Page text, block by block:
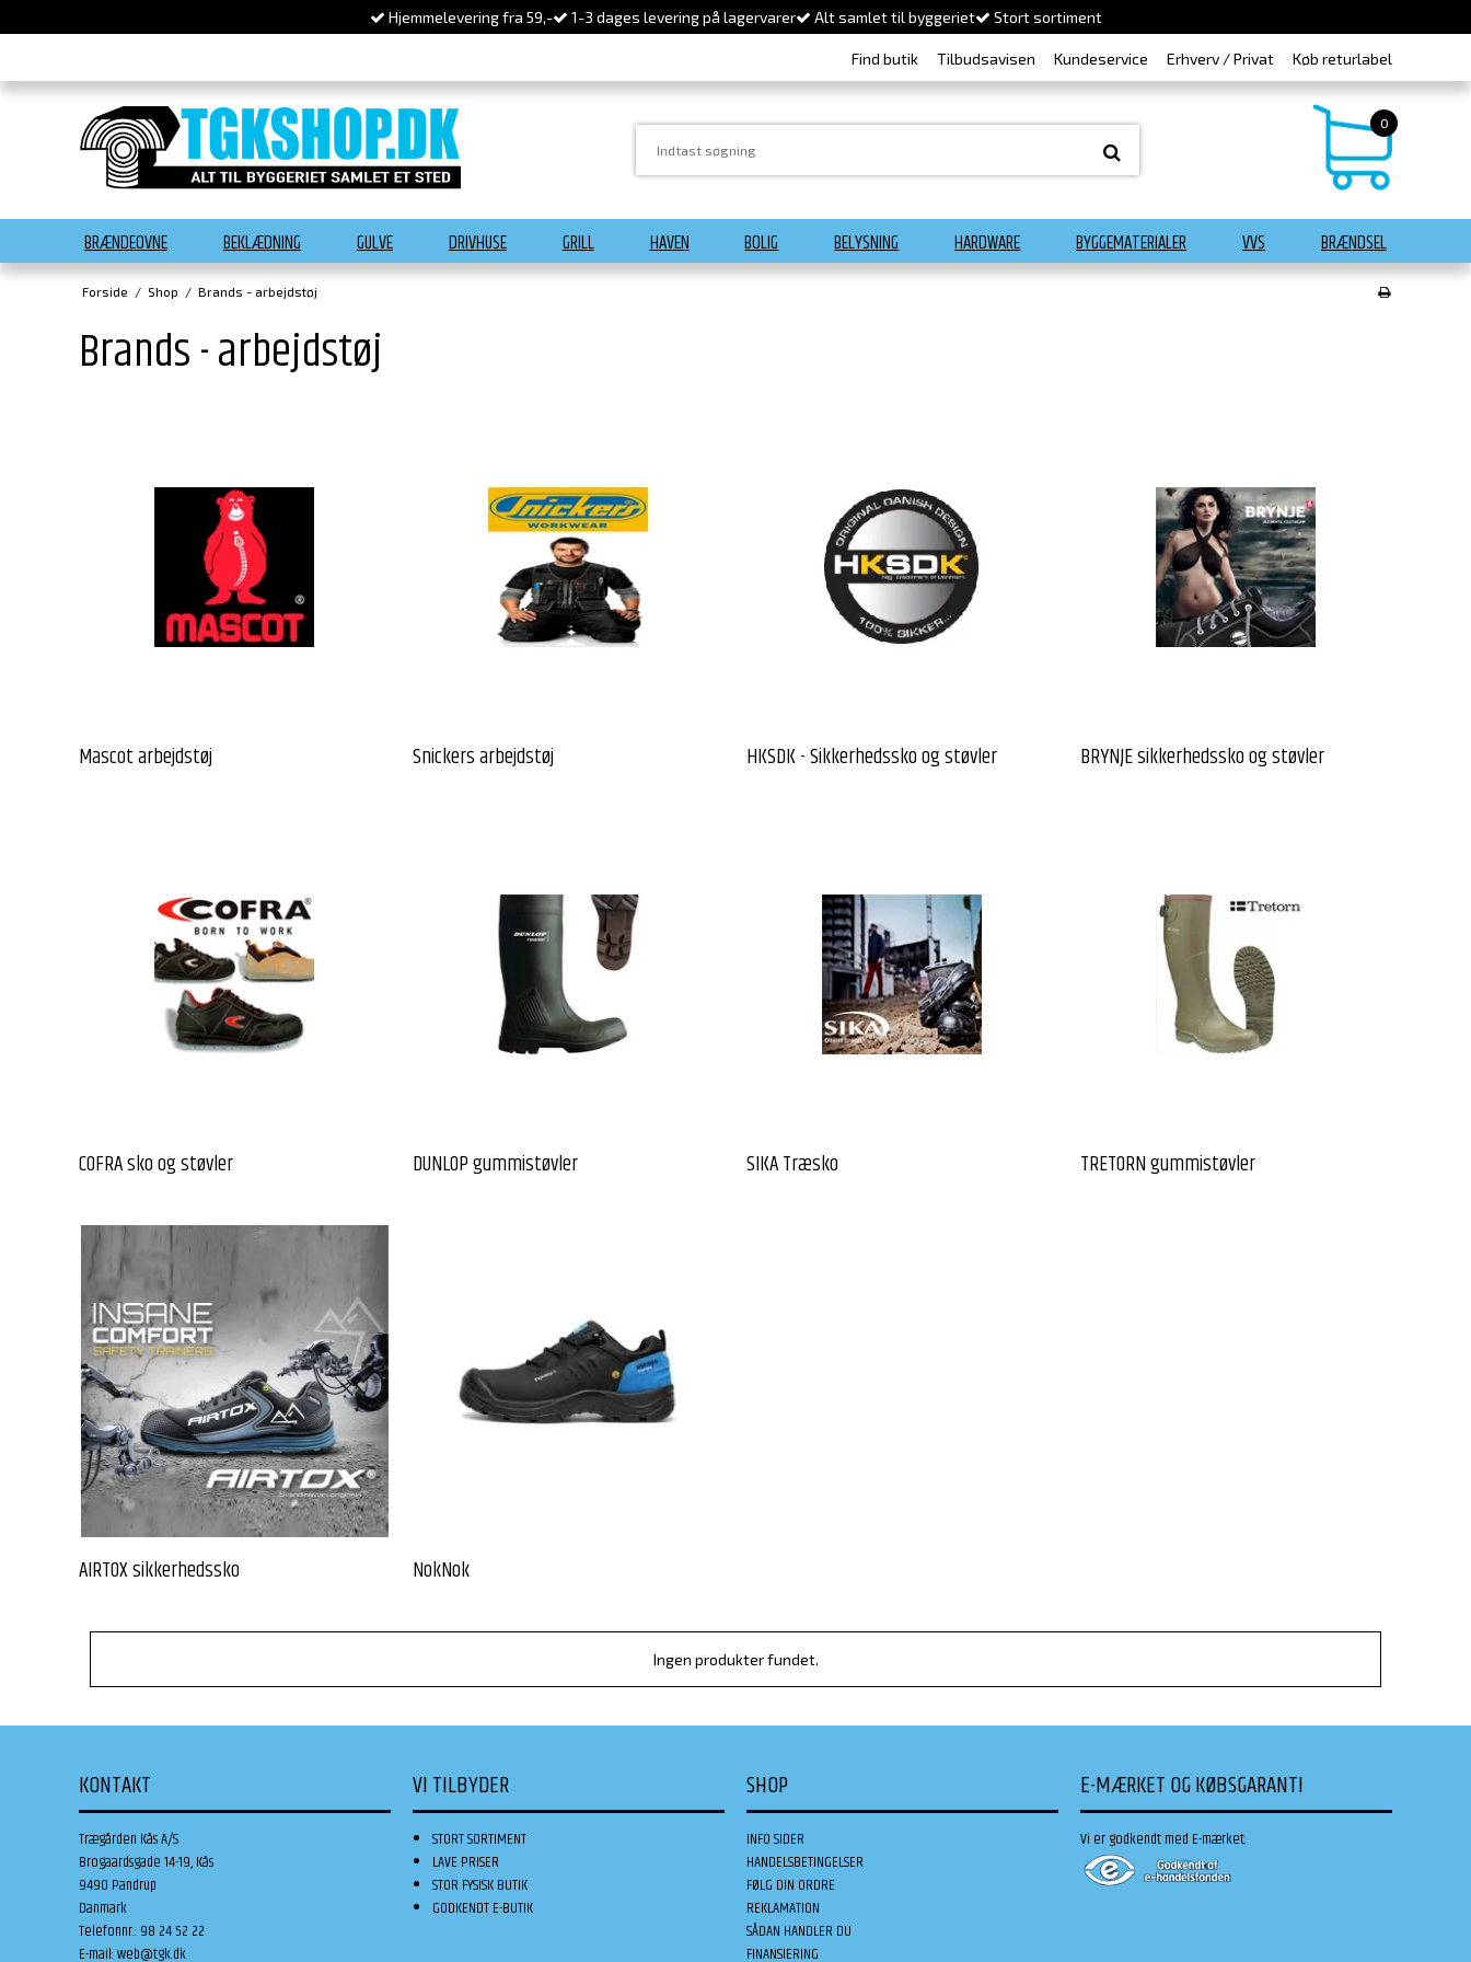
Hjemmelevering fra 59,- 1-3 dages levering på lagervarer Alt samlet til byggeriet Stort sortiment
Find butik Tilbudsavisen Kundeservice Erhverv / Privat Køb returlabel
0
BRÆNDEOVNE BEKLÆDNING GULVE DRIVHUSE GRILL HAVEN BOLIG BELYSNING HARDWARE BYGGEMATERIALER VVS BRÆNDSEL
Forside / Shop / Brands - arbejdstøj
Brands - arbejdstøj
Mascot arbejdstøj Snickers arbejdstøj HKSDK - Sikkerhedssko og støvler BRYNJE sikkerhedssko og støvler
COFRA sko og støvler DUNLOP gummistøvler SIKA Træsko TRETORN gummistøvler
AIRTOX sikkerhedssko NokNok
Ingen produkter fundet.
KONTAKT
Trægården Kås A/S
Brogaardsgade 14-19, Kås
9490 Pandrup
Danmark
Telefonnr.: 98 24 52 22
E-mail:web@tgk.dk
VI TILBYDER
STORT SORTIMENT
LAVE PRISER
STOR FYSISK BUTIK
GODKENDT E-BUTIK
SHOP
INFO SIDER
HANDELSBETINGELSER
FØLG DIN ORDRE
REKLAMATION
SÅDAN HANDLER DU
FINANSIERING
E-MÆRKET OG KØBSGARANTI
Vi er godkendt med E-mærket: